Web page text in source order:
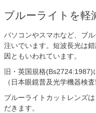
ブルーライトを軽
パソコンやスマホなど、ブ
注いでいます。短波長光は
因ともいわれています。
旧・英国規格(Bs2724:1987)
（日本眼鏡普及光学機器検査
ブルーライトカットレンズ
だきます。